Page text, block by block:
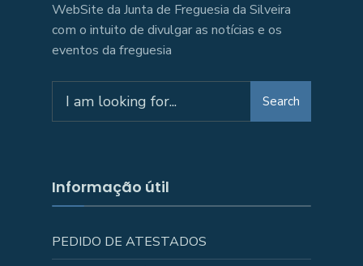
WebSite da Junta de Freguesia da Silveira
com o intuito de divulgar as notícias e os
eventos da freguesia
for:
Search
Informação útil
PEDIDO DE ATESTADOS